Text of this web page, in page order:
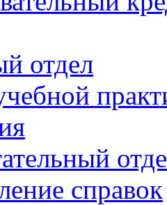
отдел
справок